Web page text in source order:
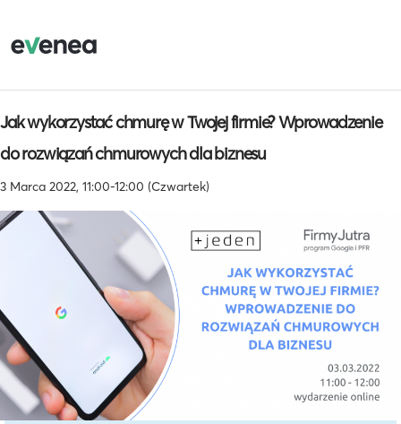
Jak wykorzystać chmurę w Twojej firmie? Wprowadzenie
do rozwiązań chmurowych dla biznesu
3 Marca 2022, 11:00-12:00 (Czwartek)